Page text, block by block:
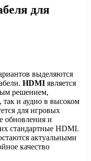
для
выделяются
HDMI является
решением,
и аудио в высоком
для игровых
обновления и
стандартные HDMI.
актуальными
качество